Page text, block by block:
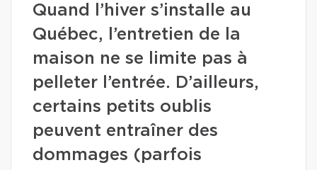
Quand l’hiver s’installe au
Québec, l’entretien de la
maison ne se limite pas à
pelleter l’entrée. D’ailleurs,
certains petits oublis
peuvent entraîner des
dommages (parfois